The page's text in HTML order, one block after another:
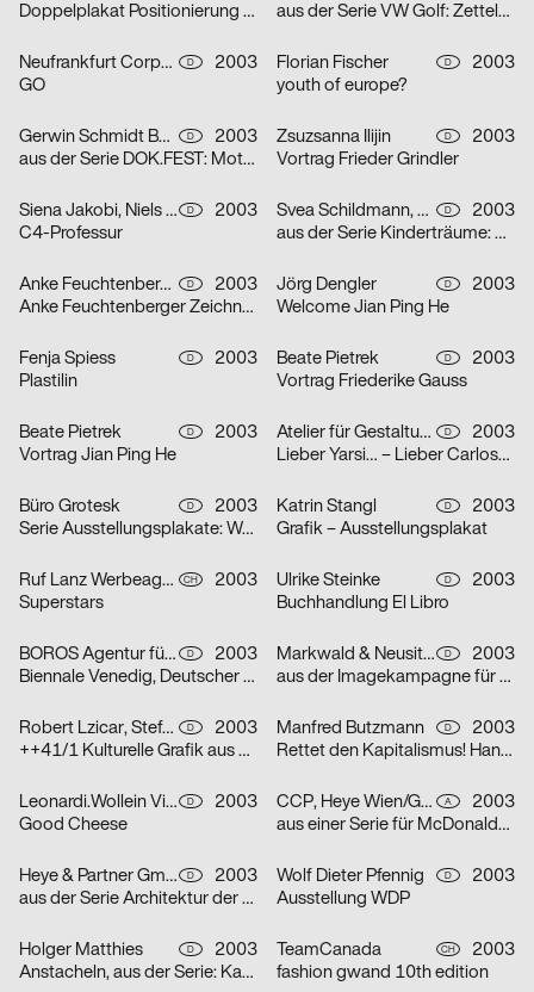
Doppelplakat Positionierung – Design und Architektur, von der Ausbildung zum Beruf?
aus der Serie VW Golf: Zettelplakat
Neufrankfurt Corporate Design GmbH D
2003
GO
Florian Fischer D
2003
youth of europe?
Gerwin Schmidt Büro für visuelle Gestaltung D
2003
aus der Serie DOK.FEST: Motiv Schrei – Motiv Kuss
Zsuzsanna Ilijin D
2003
Vortrag Frieder Grindler
Siena Jakobi, Niels Verhaag D
2003
C4-Professur
Svea Schildmann, Kathrin Nahlik D
2003
aus der Serie Kinderträume: Feuerwehr
Anke Feuchtenberger D
2003
Anke Feuchtenberger Zeichnungen
Jörg Dengler D
2003
Welcome Jian Ping He
Fenja Spiess D
2003
Plastilin
Beate Pietrek D
2003
Vortrag Friederike Gauss
Beate Pietrek D
2003
Vortrag Jian Ping He
Atelier für Gestaltung D
2003
Lieber Yarsi… – Lieber Carlos… – Serie von zwei Plakaten
Büro Grotesk D
2003
Serie Ausstellungsplakate: Wolfgang Vetten – Jürgen Paas – Kunstauktion
Katrin Stangl D
2003
Grafik – Ausstellungsplakat
Ruf Lanz Werbeagentur AG CH
2003
Superstars
Ulrike Steinke D
2003
Buchhandlung El Libro
BOROS Agentur für Kommunikation D
2003
Biennale Venedig, Deutscher Pavillon
Markwald & Neusitzer D
2003
aus der Imagekampagne für die Deutsche Aidshilfe e.V.
Robert Lzicar, Stefanie Preis D
2003
++41/1 Kulturelle Grafik aus Zürich
Manfred Butzmann D
2003
Rettet den Kapitalismus! Handelt jetzt!
Leonardi.Wollein Visuelle Konzepte D
2003
Good Cheese
CCP, Heye Wien/GBK,Heye München A
2003
aus einer Serie für McDonalds Österreich (Gabeln)
Heye & Partner GmbH D
2003
aus der Serie Architektur der Obdachlosigkeit: Motiv Citylight/Motiv Litfaßsäule
Wolf Dieter Pfennig D
2003
Ausstellung WDP
Holger Matthies D
2003
Anstacheln, aus der Serie: Kammerspiele – typografische Themenplakate
TeamCanada CH
2003
fashion gwand 10th edition